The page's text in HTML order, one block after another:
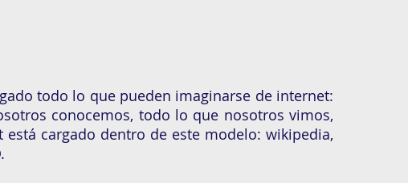
todo lo que pueden imaginarse de internet:
conocemos, todo lo que nosotros vimos,
cargado dentro de este modelo: wikipedia,